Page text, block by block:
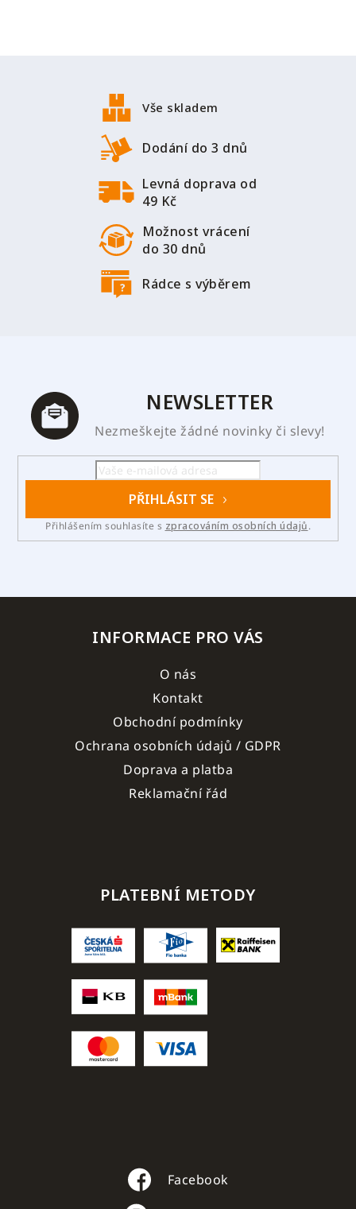
Vše skladem
Dodání do 3 dnů
Levná doprava od
49 Kč
Možnost vrácení
do 30 dnů
Rádce s výběrem
NEWSLETTER
Nezmeškejte žádné novinky či slevy!
PŘIHLÁSIT SE
Přihlášením souhlasíte s zpracováním osobních údajů.
INFORMACE PRO VÁS
O nás
Kontakt
Obchodní podmínky
Ochrana osobních údajů / GDPR
Doprava a platba
Reklamační řád
PLATEBNÍ METODY
Facebook